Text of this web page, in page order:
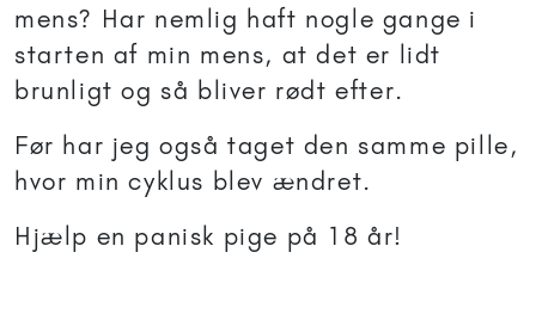
mens? Har nemlig haft nogle gange i
starten af min mens, at det er lidt
brunligt og så bliver rødt efter.
Før har jeg også taget den samme pille,
hvor min cyklus blev ændret.
Hjælp en panisk pige på 18 år!